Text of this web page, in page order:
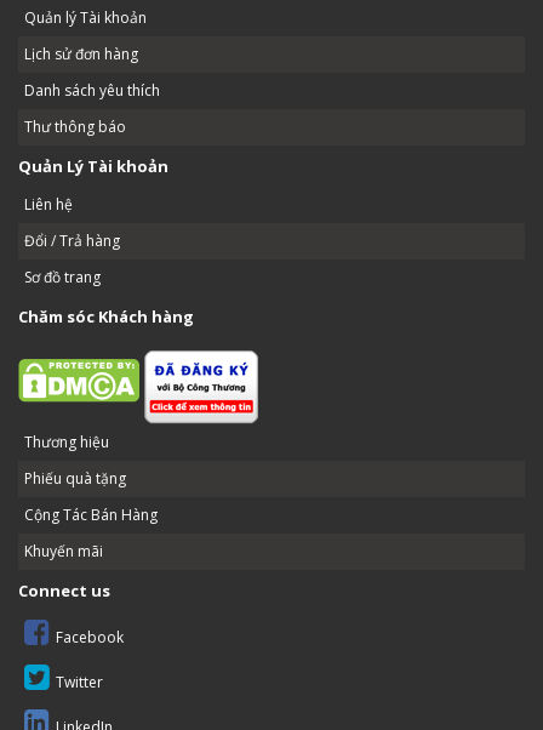
Quản lý Tài khoản
Lịch sử đơn hàng
Danh sách yêu thích
Thư thông báo
Quản Lý Tài khoản
Liên hệ
Đổi / Trả hàng
Sơ đồ trang
Chăm sóc Khách hàng
Thương hiệu
Phiếu quà tặng
Cộng Tác Bán Hàng
Khuyến mãi
Connect us
Facebook
Twitter